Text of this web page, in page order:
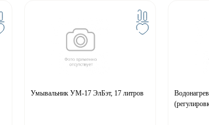
Умывальник УМ-17 ЭлБэт, 17 литров